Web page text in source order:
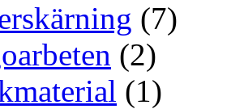
(7)
(2)
(1)